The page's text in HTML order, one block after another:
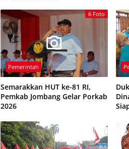
6 Foto
Pemerintah
Semarakkan HUT ke-81 RI,
Pemkab Jombang Gelar Porkab
2026